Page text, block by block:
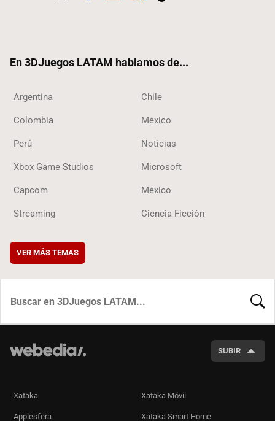
En 3DJuegos LATAM hablamos de...
Argentina Chile
Colombia México
Perú Noticias
Xbox Game Studios Microsoft
Capcom México
Streaming Ciencia Ficción
VER MÁS TEMAS
SUBIR
Xataka Xataka Móvil
Applesfera Xataka Smart Home